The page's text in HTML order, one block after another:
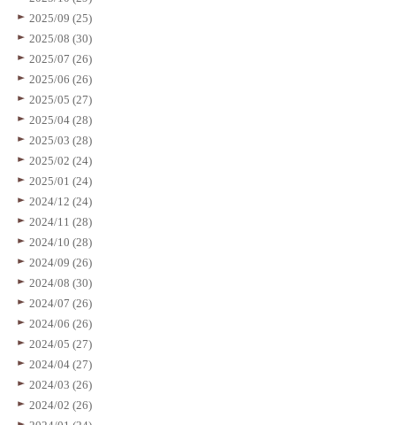
2025/09 (25)
2025/08 (30)
2025/07 (26)
2025/06 (26)
2025/05 (27)
2025/04 (28)
2025/03 (28)
2025/02 (24)
2025/01 (24)
2024/12 (24)
2024/11 (28)
2024/10 (28)
2024/09 (26)
2024/08 (30)
2024/07 (26)
2024/06 (26)
2024/05 (27)
2024/04 (27)
2024/03 (26)
2024/02 (26)